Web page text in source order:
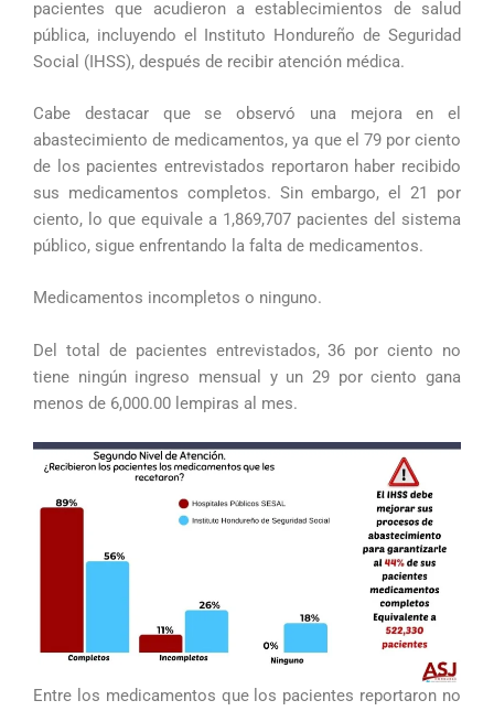
pacientes que acudieron a establecimientos de salud
pública, incluyendo el Instituto Hondureño de Seguridad
Social (IHSS), después de recibir atención médica.
Cabe destacar que se observó una mejora en el
abastecimiento de medicamentos, ya que el 79 por ciento
de los pacientes entrevistados reportaron haber recibido
sus medicamentos completos. Sin embargo, el 21 por
ciento, lo que equivale a 1,869,707 pacientes del sistema
público, sigue enfrentando la falta de medicamentos.
Medicamentos incompletos o ninguno.
Del total de pacientes entrevistados, 36 por ciento no
tiene ningún ingreso mensual y un 29 por ciento gana
menos de 6,000.00 lempiras al mes.
Entre los medicamentos que los pacientes reportaron no